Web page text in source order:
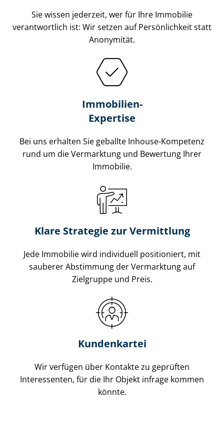
Sie wissen jederzeit, wer für Ihre Immobilie
verantwortlich ist: Wir setzen auf Persönlichkeit statt
Anonymität.
Immobilien-
Expertise
Bei uns erhalten Sie geballte Inhouse-Kompetenz
rund um die Vermarktung und Bewertung Ihrer
Immobilie.
Klare Strategie zur Vermittlung
Jede Immobilie wird individuell positioniert, mit
sauberer Abstimmung der Vermarktung auf
Zielgruppe und Preis.
Kundenkartei
Wir verfügen über Kontakte zu geprüften
Interessenten, für die Ihr Objekt infrage kommen
könnte.